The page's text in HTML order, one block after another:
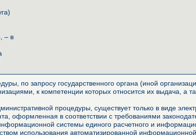
– в
по запросу государственного органа (иной
к компетенции которых относится их выдача, а
процедуры, существует только в виде
оформленная в соответствии с требованиями
системы единого расчетного и
использования автоматизированной